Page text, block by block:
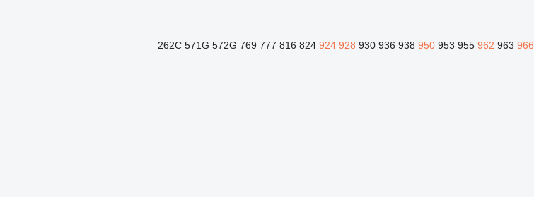
262C 571G 572G 769 777 816 824 924 928 930 936 938 950 953 955 962 963 966